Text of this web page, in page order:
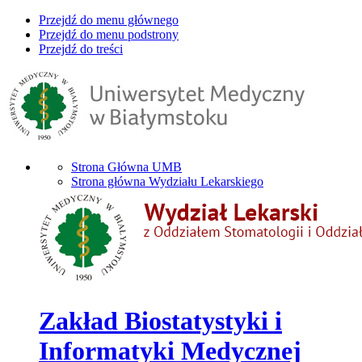
Przejdź do menu głównego
Przejdź do menu podstrony
Przejdź do treści
Strona Główna UMB
Strona główna Wydziału Lekarskiego
Zakład Biostatystyki i
Informatyki Medycznej